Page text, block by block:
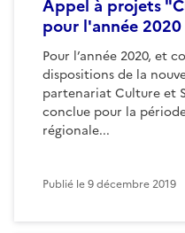
Appel à projets
pour l'année 2020
Pour l’année 2020, et
dispositions de la
partenariat Culture et
conclue pour la
régionale...
Publié le9 décembre 2019